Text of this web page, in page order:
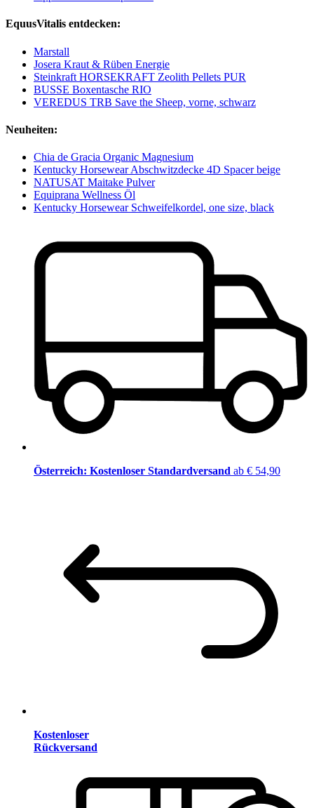
EquusVitalis entdecken:
Marstall
Josera Kraut & Rüben Energie
Steinkraft HORSEKRAFT Zeolith Pellets PUR
BUSSE Boxentasche RIO
VEREDUS TRB Save the Sheep, vorne, schwarz
Neuheiten:
Chia de Gracia Organic Magnesium
Kentucky Horsewear Abschwitzdecke 4D Spacer beige
NATUSAT Maitake Pulver
Equiprana Wellness Öl
Kentucky Horsewear Schweifelkordel, one size, black
Österreich: Kostenloser Standardversand ab € 54,90
Kostenloser
Rückversand